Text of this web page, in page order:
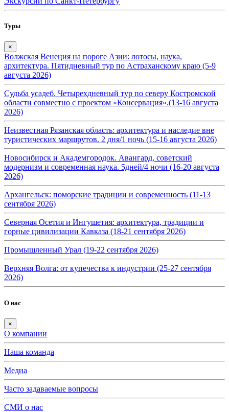
Туры
×
Волжская Венеция на пороге Азии: лотосы, наука,
архитектура. Пятидневный тур по Астраханскому краю (5-9
августа 2026)
Судьба усадеб. Четырехдневный тур по северу Костромской
области совместно с проектом «Консервация».(13-16 августа
2026)
Неизвестная Рязанская область: архитектура и наследие вне
туристических маршрутов. 2 дня/1 ночь (15-16 августа 2026)
Новосибирск и Академгородок. Авангард, советский
модернизм и современная наука. 5дней/4 ночи (16-20 августа
2026)
Архангельск: поморские традиции и современность (11-13
сентября 2026)
Северная Осетия и Ингушетия: архитектура, традиции и
горные цивилизации Кавказа (18-21 сентября 2026)
Промышленный Урал (19-22 сентября 2026)
Верхняя Волга: от купечества к индустрии (25-27 сентября
2026)
О нас
×
О компании
Наша команда
Медиа
Часто задаваемые вопросы
СМИ о нас